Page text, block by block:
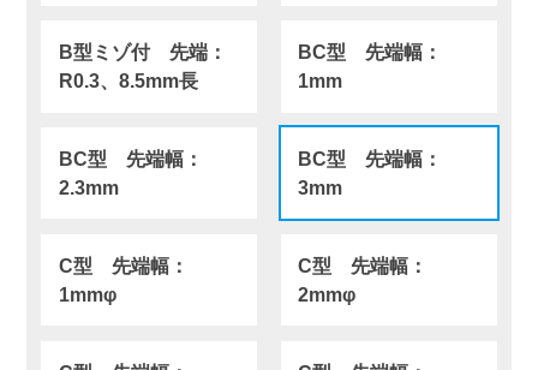
B型ミゾ付 先端：
R0.3、8.5mm長
BC型 先端幅：
1mm
BC型 先端幅：
2.3mm
BC型 先端幅：
3mm
C型 先端幅：
1mmφ
C型 先端幅：
2mmφ